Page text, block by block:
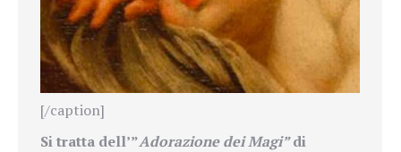
[/caption]
Si tratta dell’”Adorazione dei Magi”di